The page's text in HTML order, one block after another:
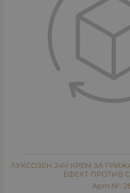
ЛУКСОЗЕН 24Ч КРЕМ ЗА
ЕФЕКТ ПРОТИВ
Арт.№: